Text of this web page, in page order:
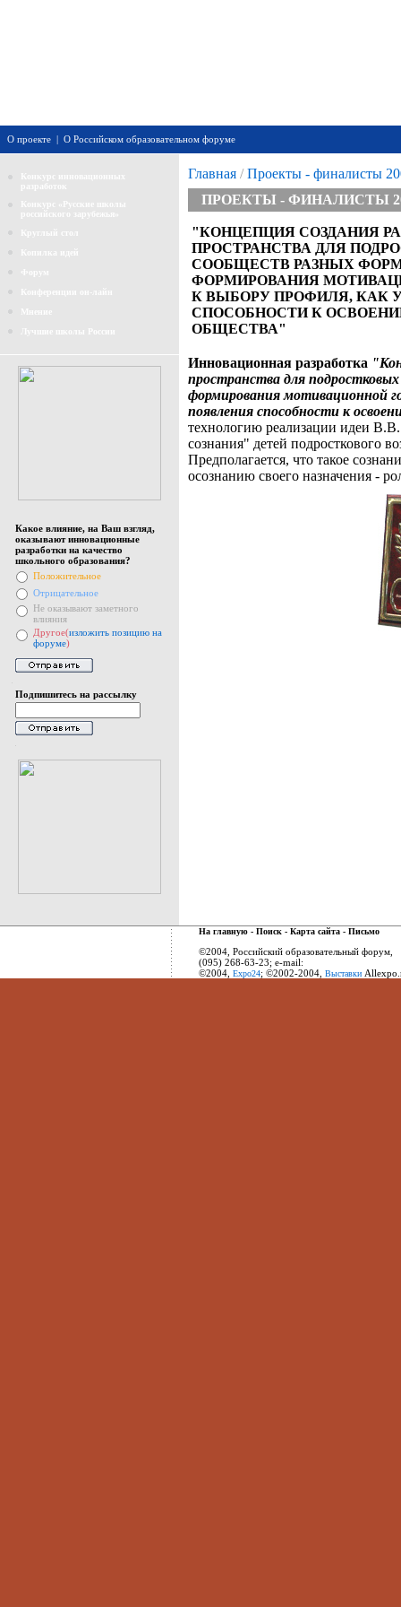
О проекте | О Российском образовательном форуме
Конкурс инновационных
разработок
Конкурс «Русские школы
российского зарубежья»
Круглый стол
Копилка идей
Форум
Конференции он-лайн
Мнение
Лучшие школы России
Какое влияние, на Ваш взгляд,
оказывают инновационные
разработки на качество
школьного образования?
Положительное
Отрицательное
Не оказывают заметного
влияния
Другое(изложить позицию на
форуме)
Подпишитесь на рассылку
Главная /Проекты - финалисты
ПРОЕКТЫ - ФИНАЛИСТЫ
"КОНЦЕПЦИЯ СОЗДАНИЯ
ПРОСТРАНСТВА ДЛЯ
СООБЩЕСТВ РАЗНЫХ
ФОРМИРОВАНИЯ
К ВЫБОРУ ПРОФИЛЯ, КАК
СПОСОБНОСТИ К
ОБЩЕСТВА"
Инновационная разработка
пространства для
формирования мотивационной
появления способности к
технологию реализации идеи
сознания" детей подросткового
Предполагается, что такое
осознанию своего назначения -
На главную - Поиск - Карта сайта - Письмо
©2004, Российский образовательный форум,
(095) 268-63-23; e-mail:
©2004, Expo24; ©2002-2004, Выставки